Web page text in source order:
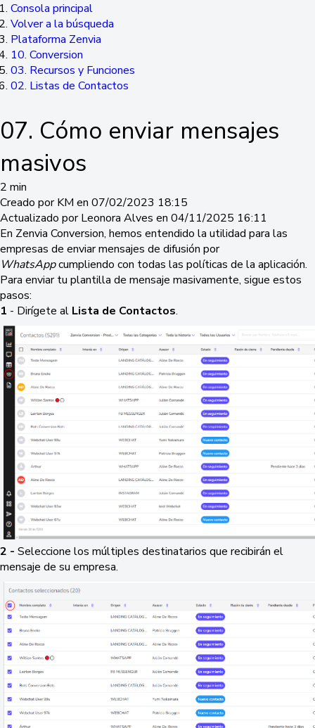
Consola principal
Volver a la búsqueda
Plataforma Zenvia
10. Conversion
03. Recursos y Funciones
02. Listas de Contactos
07. Cómo enviar mensajes
masivos
2 min
Creado por KM en 07/02/2023 18:15
Actualizado por Leonora Alves en 04/11/2025 16:11
En Zenvia Conversion, hemos entendido la utilidad para las
empresas de enviar mensajes de difusión por
WhatsAppcumpliendo con todas las políticas de la aplicación.
Para enviar tu plantilla de mensaje masivamente, sigue estos
pasos:
1 - Dirígete al Lista de Contactos.
2 - Seleccione los múltiples destinatarios que recibirán el
mensaje de su empresa.